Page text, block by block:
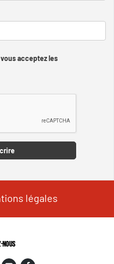
acceptez les
légales
NOUS